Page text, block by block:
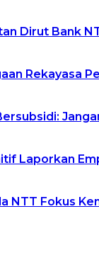
Dirut Bank
Rekayasa
Laporkan
NTT Fokus